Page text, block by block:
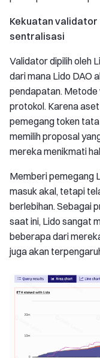
Kekuatan
sentralisasi
Validator dipilih oleh
dari mana Lido DAO
pendapatan. Metode
protokol. Karena
pemegang token
memilih proposal
mereka menikmati
Memberi pemegang
masuk akal, tetapi
berlebihan. Sebagai
saat ini, Lido sangat
beberapa dari
juga akan